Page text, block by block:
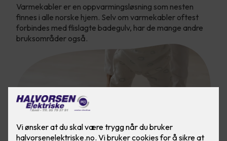
Varmekabler er en oppvarmingsløsning som nesten
finnes i alle norske hjem. Selv om varmekabler oftest
forbindes med flislagte badegulv, har de mange andre
bruksområder også.